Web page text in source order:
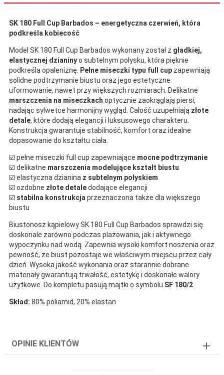
SK 180 Full Cup Barbados – energetyczna czerwień, która
podkreśla kobiecość
Model SK 180 Full Cup Barbados wykonany został z gładkiej,
elastycznej dzianinyo subtelnym połysku, która pięknie
podkreśla opaleniznę. Pełne miseczki typu full cup zapewniają
solidne podtrzymanie biustu oraz jego estetyczne
uformowanie, nawet przy większych rozmiarach. Delikatne
marszczenia na miseczkach optycznie zaokrąglają piersi,
nadając sylwetce harmonijny wygląd. Całość uzupełniają złote
detale, które dodają elegancji i luksusowego charakteru.
Konstrukcja gwarantuje stabilność, komfort oraz idealne
dopasowanie do kształtu ciała.
☑️ pełne miseczki full cup zapewniające mocne podtrzymanie
☑️ delikatne marszczenia modelujące kształt biustu
☑️ elastyczna dzianina z subtelnym połyskiem
☑️ ozdobne złote detaledodające elegancji
☑️ stabilna konstrukcja przeznaczona także dla większego
biustu
Biustonosz kąpielowy SK 180 Full Cup Barbados sprawdzi się
doskonale zarówno podczas plażowania, jak i aktywnego
wypoczynku nad wodą. Zapewnia wysoki komfort noszenia oraz
pewność, że biust pozostaje we właściwym miejscu przez cały
dzień. Wysoka jakość wykonania oraz starannie dobrane
materiały gwarantują trwałość, estetykę i doskonałe walory
użytkowe. Do kompletu pasują majtki o symbolu SF 180/2
Skład: 80% poliamid, 20% elastan
OPINIE KLIENTÓW